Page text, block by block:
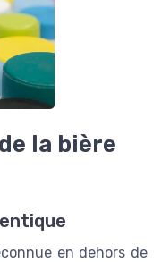
la bière
en dehors de